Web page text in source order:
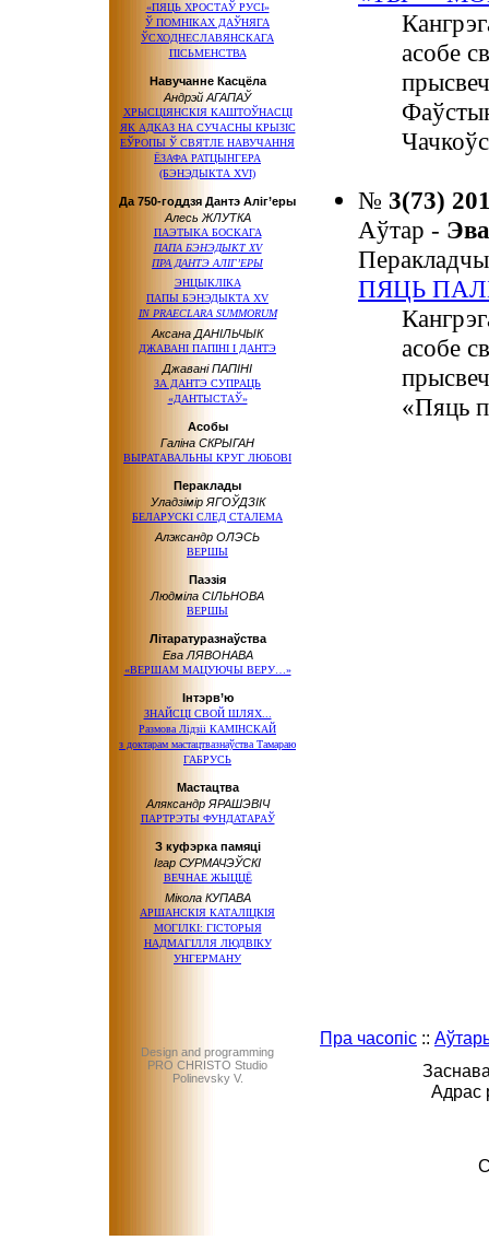
«ПЯЦЬ ХРОСТАЎ РУСІ»
Ў ПОМНІКАХ ДАЎНЯГА
ЎСХОДНЕСЛАВЯНСКАГА
ПІСЬМЕНСТВА
Навучанне Касцёла
Андрэй АГАПАЎ
ХРЫСЦІЯНСКІЯ КАШТОЎНАСЦІ
ЯК АДКАЗ НА СУЧАСНЫ КРЫЗІС
ЕЎРОПЫ Ў СВЯТЛЕ НАВУЧАННЯ
ЁЗАФА РАТЦЫНГЕРА
(БЭНЭДЫКТА XVI)
Да 750-годдзя Дантэ Аліг’еры
Алесь ЖЛУТКА
ПАЭТЫКА БОСКАГА
ПАПА БЭНЭДЫКТ XV
ПРА ДАНТЭ АЛІГ’ЕРЫ
ЭНЦЫКЛІКА
ПАПЫ БЭНЭДЫКТА XV
IN PRAECLARA SUMMORUM
Аксана ДАНІЛЬЧЫК
ДЖАВАНІ ПАПІНІ І ДАНТЭ
Джавані ПАПІНІ
ЗА ДАНТЭ СУПРАЦЬ
«ДАНТЫСТАЎ»
Асобы
Галіна СКРЫГАН
ВЫРАТАВАЛЬНЫ КРУГ ЛЮБОВІ
Пераклады
Уладзімір ЯГОЎДЗІК
БЕЛАРУСКІ СЛЕД СТАЛЕМА
Алэксандр ОЛЭСЬ
ВЕРШЫ
Паэзія
Людміла СІЛЬНОВА
ВЕРШЫ
Літаратуразнаўства
Ева ЛЯВОНАВА
«ВЕРШАМ МАЦУЮЧЫ ВЕРУ…»
Інтэрв’ю
ЗНАЙСЦІ СВОЙ ШЛЯХ...
Размова Лідзіі КАМІНСКАЙ
з доктарам мастацтвазнаўства Тамараю
ГАБРУСЬ
Мастацтва
Аляксандр ЯРАШЭВІЧ
ПАРТРЭТЫ ФУНДАТАРАЎ
З куфэрка памяці
Ігар СУРМАЧЭЎСКІ
ВЕЧНАЕ ЖЫЦЦЁ
Мікола КУПАВА
АРШАНСКІЯ КАТАЛІЦКІЯ
МОГІЛКІ: ГІСТОРЫЯ
НАДМАГІЛЛЯ ЛЮДВІКУ
УНГЕРМАНУ
асобе
№ 3(73)
Аўтар -
ПЯЦЬ
асобе
«Пяць
Design and programming
PRO CHRISTO Studio
Polinevsky V.
Пра часопіс ::
Адрас